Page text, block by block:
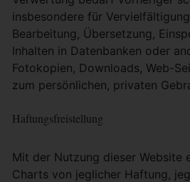
insbesondere für
Bearbeitung, Übersetzung,
Inhalten in Datenbanken oder
Fotokopien, Downloads, Web-
zum persönlichen, privaten
Haftungsfreistellung
Mit der Nutzung dieser Website
Charts von jeglicher Haftung,